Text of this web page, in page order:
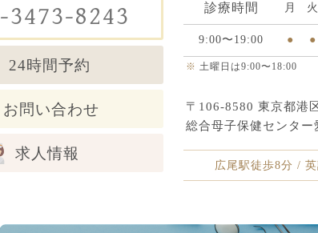
3473-8243
24時間予約
お問い合わせ
求人情報
診療時間 月 火
9:00〜19:00 ● ●
※ 土曜日は9:00〜18:00
〒106-8580 東京都港
総合母子保健センター
広尾駅徒歩8分 /